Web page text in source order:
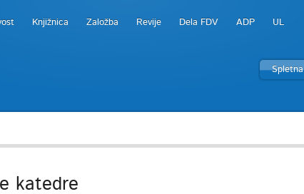
Knjižnica Založba Revije Dela FDV ADP UL
katedre